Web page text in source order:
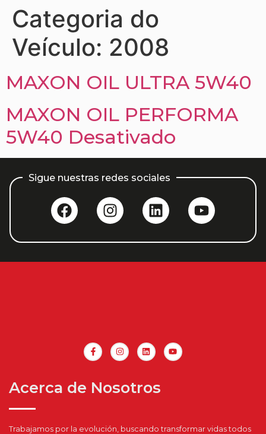
Categoria do
Veículo: 2008
MAXON OIL ULTRA 5W40
MAXON OIL PERFORMA
5W40 Desativado
Sigue nuestras redes sociales
Acerca de Nosotros
Trabajamos por la evolución, buscando transformar vidas todos